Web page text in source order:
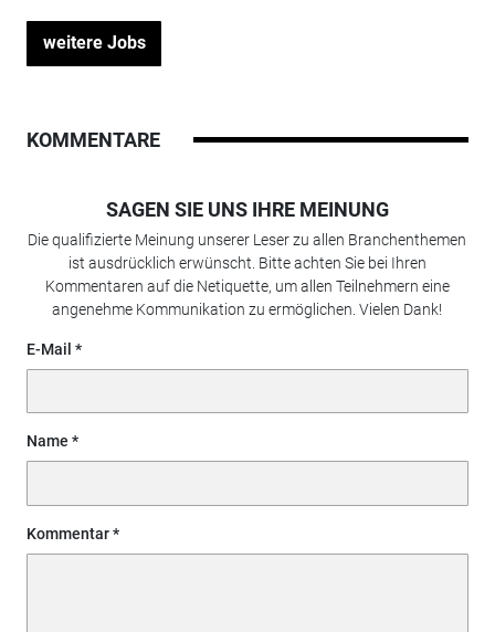
weitere Jobs
KOMMENTARE
SAGEN SIE UNS IHRE MEINUNG
Die qualifizierte Meinung unserer Leser zu allen Branchenthemen
ist ausdrücklich erwünscht. Bitte achten Sie bei Ihren
Kommentaren auf die Netiquette, um allen Teilnehmern eine
angenehme Kommunikation zu ermöglichen. Vielen Dank!
E-Mail
Name
Kommentar